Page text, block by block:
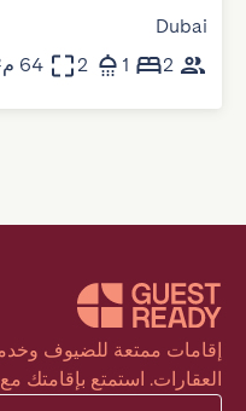
Dubai
2
1
2 64 م²
العقارات. استمتع بإقامتك مع GuestReady.